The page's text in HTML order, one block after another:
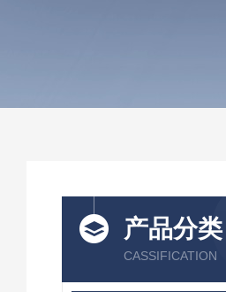
产品分类
CASSIFICATION